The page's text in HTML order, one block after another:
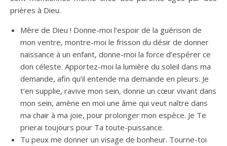
prières à Dieu.
Mère de Dieu ! Donne-moi l’espoir de la guérison de
mon ventre, montre-moi le frisson du désir de donner
naissance à un enfant, donne-moi la force d’espérer ce
don céleste. Apportez-moi la lumière du soleil dans ma
demande, afin qu’il entende ma demande en pleurs. Je
t’en supplie, ravive mon sein, donne un cœur vivant dans
mon sein, amène en moi une âme qui veut naître dans
ma chair à ma joie, pour prolonger mon espèce. Je Te
prierai toujours pour Ta toute-puissance.
Tu peux me donner un visage de bonheur. Tourne-toi